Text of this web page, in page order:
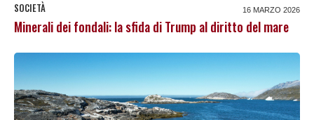
SOCIETÀ 16 MARZO 2026
Minerali dei fondali: la sfida di Trump al diritto del mare